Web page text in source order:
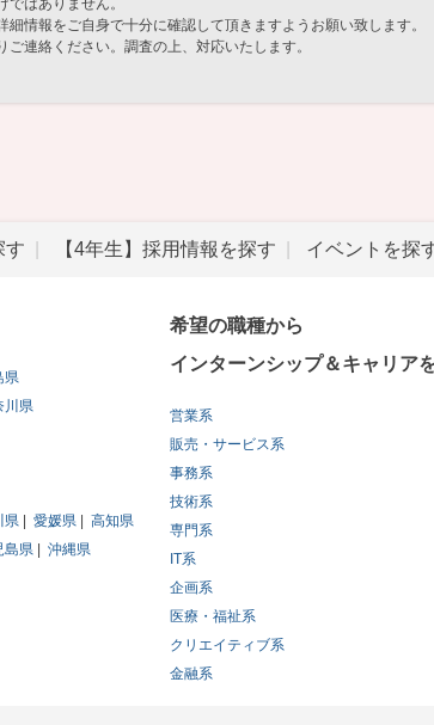
情報をご自身で十分に確認して頂きますようお願い致します。
連絡ください。調査の上、対応いたします。
す 【4年生】採用情報を探す イベントを探
県
川県
県 愛媛県
高知県
島県
沖縄県
希望の職種から
インターンシップ＆キャリア
営業系
販売・サービス系
事務系
技術系
専門系
IT系
企画系
医療・福祉系
クリエイティブ系
金融系